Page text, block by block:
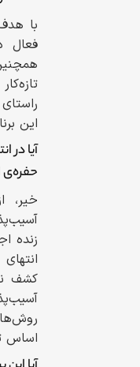
با
فعال
این
آیا در
خیر،
زنده
کشف
اساس